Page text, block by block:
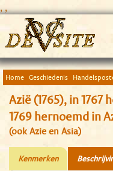
, ,
Home Geschiedenis
Azië (1765), in
1769 hernoemd in
(ook Azie en Asia)
Kenmerken